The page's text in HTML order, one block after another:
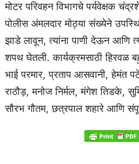
मोटर परिवहन विभागचे पर्यवेक्षक
पोलीस अंमलदार मोठ्या संख्येने
झाडे लावून, त्यांना पाणी देऊन आणि
शपथ घेतली. कार्यक्रमसाठी हिरवळ
भाई परमार, प्रताप आसवानी, हेमंत
राठौड़, मनोज निर्मल, मंगेश तिडके,
सौरभ गौतम, छत्रपाल शहारे आणि